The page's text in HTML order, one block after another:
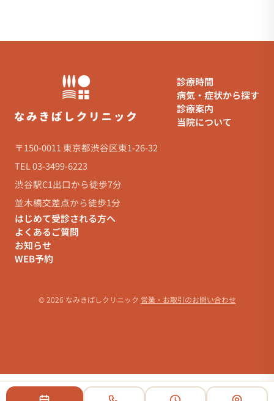
〒150-0011 東京都渋谷区東1-26-32
TEL 03-3499-6223
渋谷駅C1出口から徒歩7分
並木橋交差点から徒歩1分
診療時間
病気・症状から探す
診療案内
当院について
はじめて受診される方へ
よくあるご質問
お知らせ
WEB予約
© 2026 なみきばしクリニック 営業・お取引のお問い合わせ